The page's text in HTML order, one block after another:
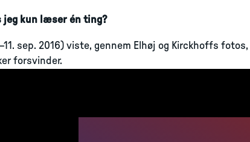
jeg kun læser én ting?
sep. 2016) viste, gennem Elhøj og Kirckhoffs
forsvinder.